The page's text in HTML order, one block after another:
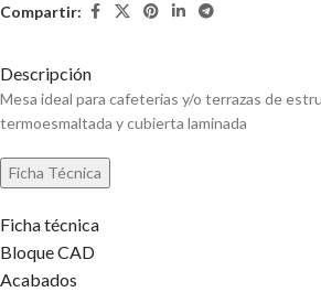
Compartir:
Descripción
Mesa ideal para cafeterias y/o terrazas de
termoesmaltada y cubierta laminada
Ficha técnica
Bloque CAD
Acabados